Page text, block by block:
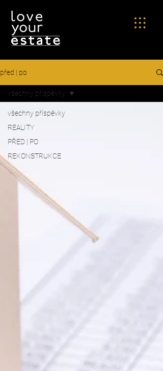
před | po
všechny příspěvky
REALITY
PŘED | PO
REKONSTRUKCE
všechny příspěvky